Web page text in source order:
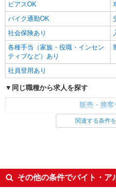
ピアスOK
バイク通勤OK
社会保険あり
各種手当（家族・役職・インセン
ティブなど）あり
社員登用あり
同じ職種から求人を探す
販売・接客
英語が活かせる
日払い
関連する条件
その他の条件でバイト・ア